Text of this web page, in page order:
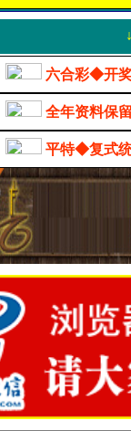
六合彩◆开
全年资料保
平特◆复式